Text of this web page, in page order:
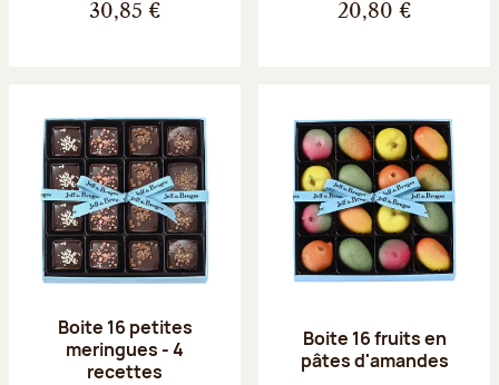
30,85 € 20,80 €
Boite 16 petites
meringues - 4
recettes
Boite 16 fruits en
pâtes d'amandes